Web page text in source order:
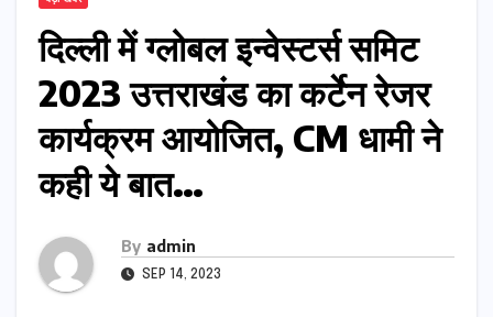
दिल्ली में ग्लोबल इन्वेस्टर्स समिट
2023 उत्तराखंड का कर्टेन रेजर
कार्यक्रम आयोजित, CM धामी ने
कही ये बात…
By admin
SEP 14, 2023